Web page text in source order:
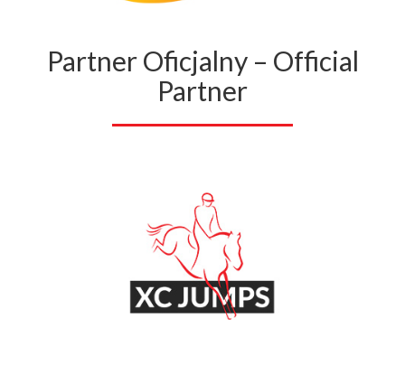
Partner Oficjalny – Official
Partner